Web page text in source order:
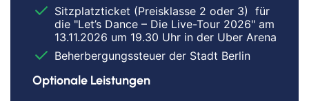
Sitzplatzticket (Preisklasse 2 oder 3) für
die "Let’s Dance – Die Live-Tour 2026" am
13.11.2026 um 19.30 Uhr in der Uber Arena
Beherbergungssteuer der Stadt Berlin
Optionale Leistungen